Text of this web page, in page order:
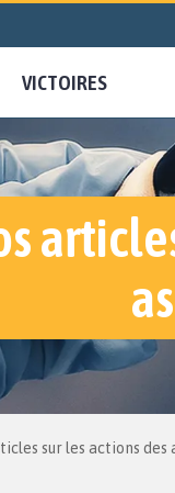
VICTOIRES
sur les actions des